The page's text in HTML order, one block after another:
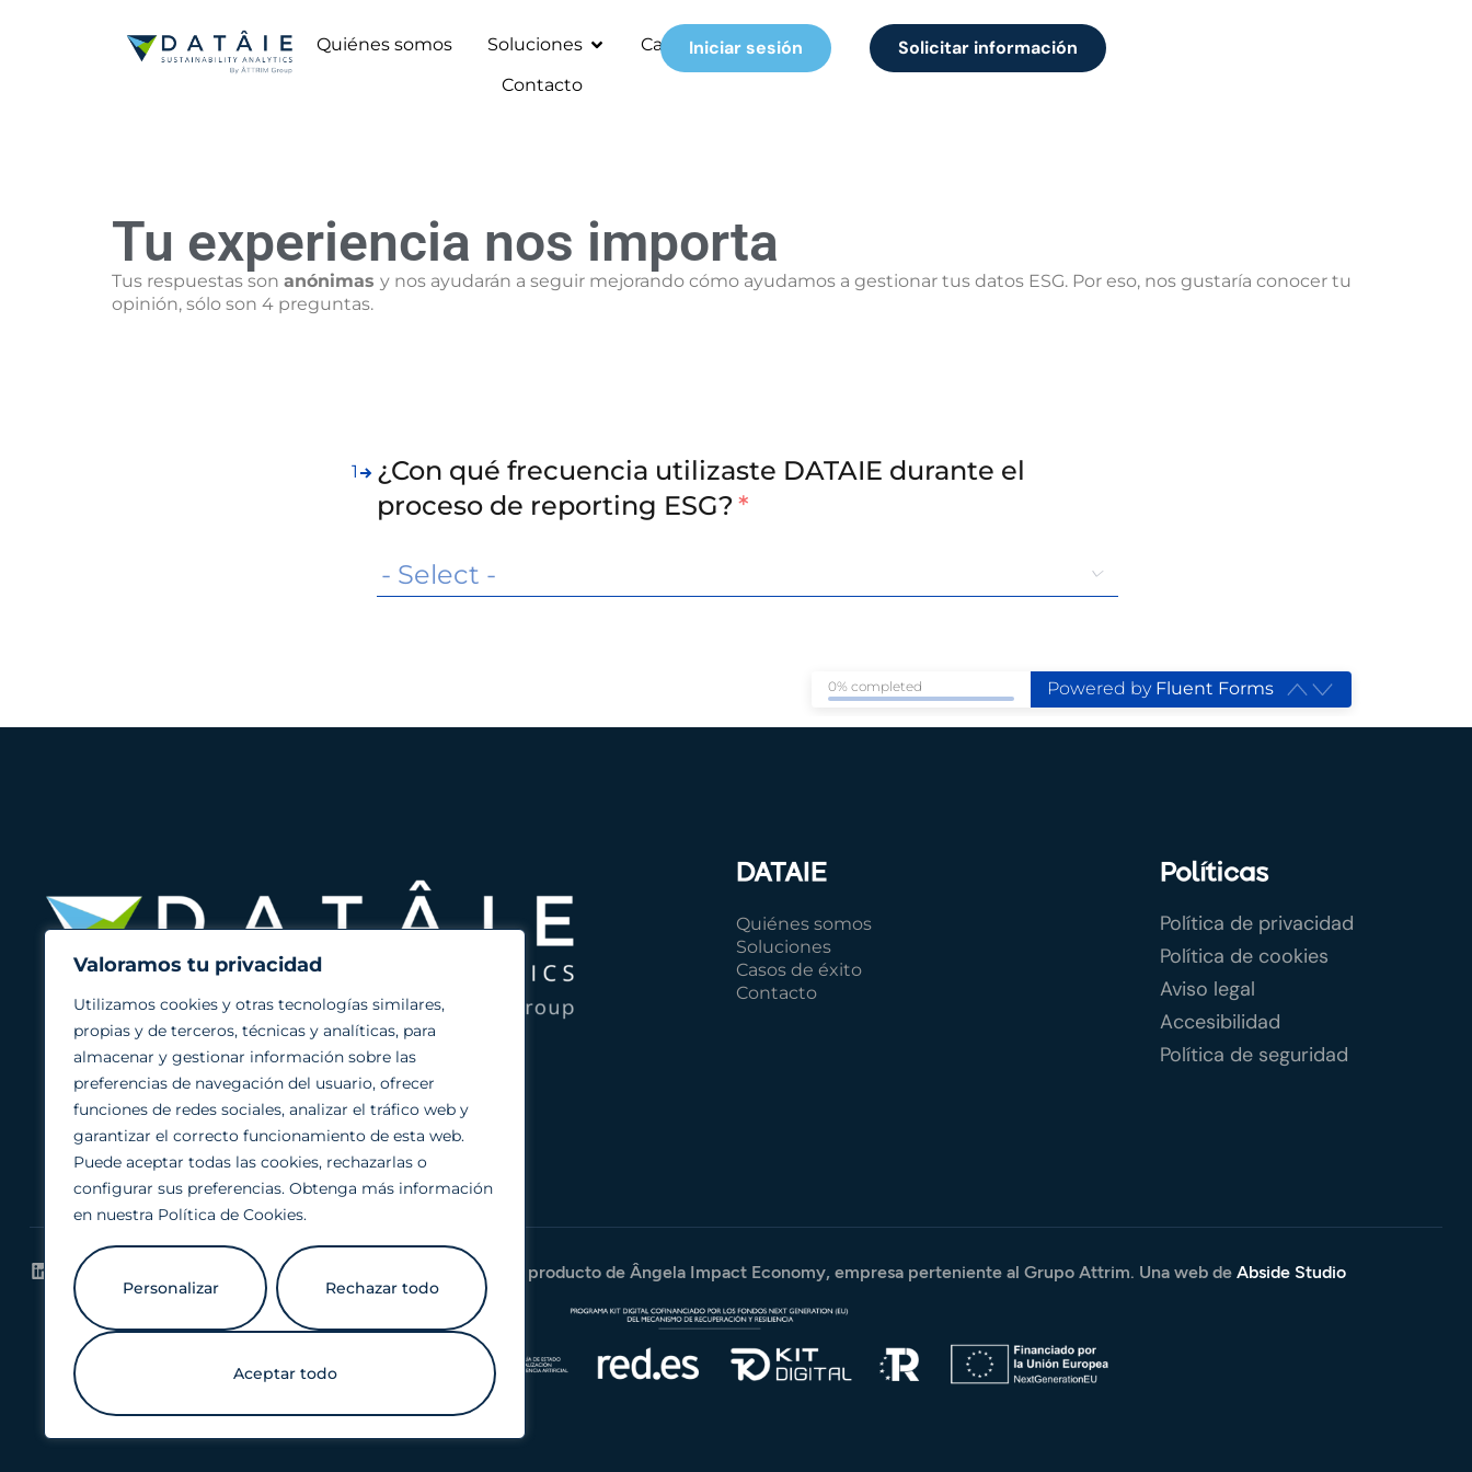
Valoramos tu privacidad
Utilizamos cookies y otras tecnologías similares,
propias y de terceros, técnicas y analíticas, para
almacenar y gestionar información sobre las
preferencias de navegación del usuario, ofrecer
funciones de redes sociales, analizar el tráfico web y
garantizar el correcto funcionamiento de esta web.
Puede aceptar todas las cookies, rechazarlas o
configurar sus preferencias. Obtenga más información
en nuestra Política de Cookies.
Personalizar Rechazar todo
Aceptar todo
Quiénes somos Soluciones
Casos de éxito
Contacto
Iniciar sesión Solicitar información
Tu experiencia nos importa
Tus respuestas son anónimas y nos ayudarán a seguir mejorando cómo ayudamos a gestionar tus datos ESG. Por eso, nos gustaría conocer tu
opinión, sólo son 4 preguntas.
1
¿Con qué frecuencia utilizaste DATAIE durante el
proceso de reporting ESG? *
0% completed Powered by Fluent Forms
Un software diseñado para abordar los
principales retos de la sostenibilidad.
DATAIE
Quiénes somos
Soluciones
Casos de éxito
Contacto
Políticas
Política de privacidad
Política de cookies
Aviso legal
Accesibilidad
Política de seguridad
© 2024 DATÂIE Sustainability Analytics es un producto de Ângela Impact Economy,empresa perteniente al Grupo Attrim. Una web de Abside Studio